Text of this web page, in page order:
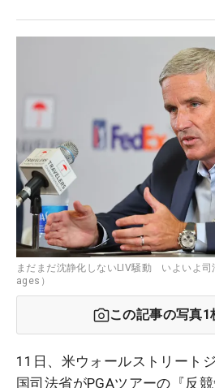
まだまだ沈静化しないLIV騒動 いよいよ
ages）
この記事の写真1
11日、米ウォールストリート
国司法省がPGAツアーの『反